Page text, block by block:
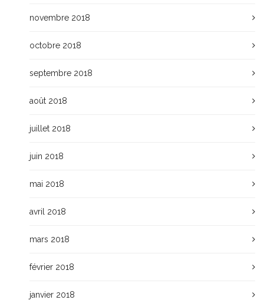
novembre 2018
octobre 2018
septembre 2018
août 2018
juillet 2018
juin 2018
mai 2018
avril 2018
mars 2018
février 2018
janvier 2018